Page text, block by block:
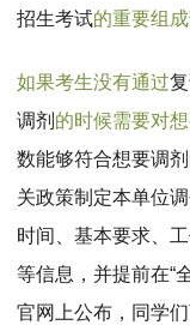
MTA旅游管理
招生考试的重要组
如果考生没有通过
调剂 的时候需要对
数能够符合想要调
关政策制定本单位
时间、基本要求、
等信息，并提前在“
官网上公布，同学们